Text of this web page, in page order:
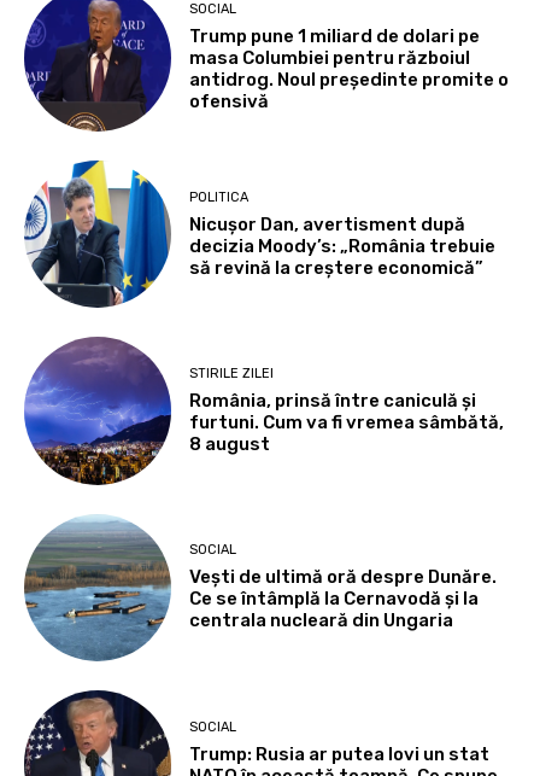
SOCIAL
Trump pune 1 miliard de dolari pe
masa Columbiei pentru războiul
antidrog. Noul președinte promite o
ofensivă
POLITICA
Nicușor Dan, avertisment după
decizia Moody’s: „România trebuie
să revină la creștere economică”
STIRILE ZILEI
România, prinsă între caniculă și
furtuni. Cum va fi vremea sâmbătă,
8 august
SOCIAL
Vești de ultimă oră despre Dunăre.
Ce se întâmplă la Cernavodă și la
centrala nucleară din Ungaria
SOCIAL
Trump: Rusia ar putea lovi un stat